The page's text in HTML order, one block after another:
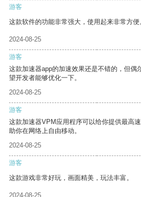
游客
这款软件的功能非常强大，使用起来非常方便
2024-08-25
游客
这款加速器app的加速效果还是不错的，但偶
望开发者能够优化一下。
2024-08-25
游客
这款加速器VPM应用程序可以给你提供最高
助你在网络上自由移动。
2024-08-25
游客
这款游戏非常好玩，画面精美，玩法丰富。
2024-08-25